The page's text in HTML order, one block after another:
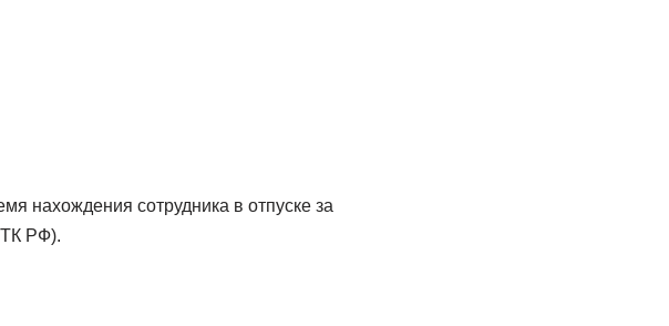
нахождения сотрудника в отпуске за
ТК РФ).